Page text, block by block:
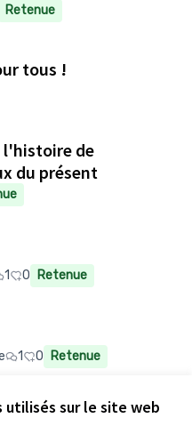
utilisés sur le site web
Retenue
tous !
l'histoire de
du présent
1 0 Retenue
1 0 Retenue